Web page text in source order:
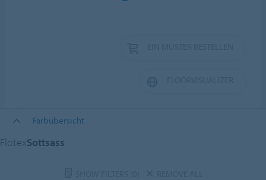
Farbübersicht
FlotexSottsass